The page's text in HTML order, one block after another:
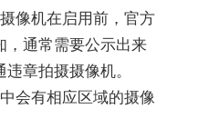
像机在启用前，官方
，通常需要公示出来
章拍摄摄像机。
会有相应区域的摄像